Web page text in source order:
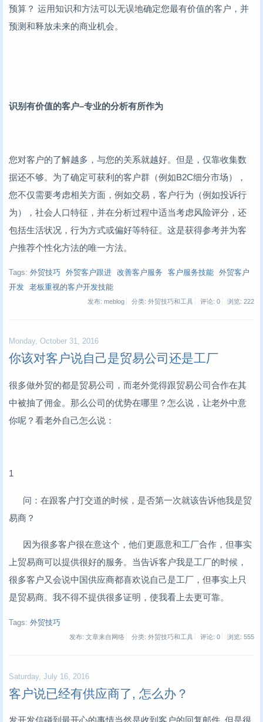
预算？ 运用知识和方法可以无误地确定您最有价值的客户，并
预测和释放未来的商业机会。
识别有价值的客户–专业的分析有所作为
您对客户的了解越多，与您的关系就越好。但是，仅靠收集数
据还不够。为了确定可获利的客户群（例如B2C细分市场），
您不仅需要考虑相关方面，例如交易，客户行为（例如投诉行
为），社会人口特征，并在分析过程中适当考虑风险评分，还
包括生活状况，行为方式或偏好等特征。这是获得参考并为客
户推荐个性化方法的唯一方法。
Tags: 外贸技巧 外贸客户跟进 改善客户服务 客户服务技能
外贸客户
开发
老板重视的客户开发技能
发布: meblog 分类: 外贸技巧和工具 评论: 0 浏览: 222
Monday, October 31, 2016
你该对客户说自己是贸易公司还是工厂
很多做外贸的都是贸易公司，而老外觉得跟贸易公司合作在其
中被抽了佣金。那么公司的优势在哪里？怎么说，让老外中意
你呢？看老外自己怎么说：
1
问：在跟客户打交道的时候，是否第一次就该告诉他我是贸
易商？
因为很多客户很在意这个，他们更愿意和工厂合作，但事实
上贸易商可以提供很好的服务。当告诉客户我是工厂的时候，
很多客户又会说中国供应商都喜欢说自己是工厂，但事实上只
是贸易商。我不得不提供很多证明，使我看上去更可靠。
Tags: 外贸技巧
发布: 文章来自网络 分类: 外贸技巧和工具 评论: 0 浏览: 555
Saturday, July 16, 2016
客户说已经有供应商了, 怎么办？
发开发信碰到最开心的事情当然是收到客户的回复邮件. 但是很